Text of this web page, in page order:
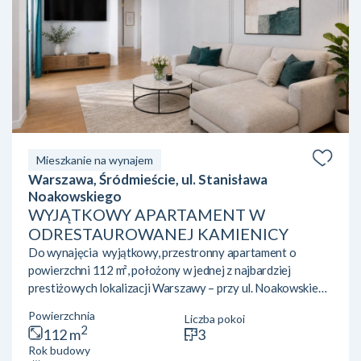
Mieszkanie na wynajem
Warszawa, Śródmieście, ul. Stanisława
Noakowskiego
WYJĄTKOWY APARTAMENT W
ODRESTAUROWANEJ KAMIENICY
Do wynajęcia wyjątkowy, przestronny apartament o
powierzchni 112 m², położony w jednej z najbardziej
prestiżowych lokalizacji Warszawy – przy ul. Noakowskiego
Apartament zachwyca przedwojennym charakterem,
elegancją oraz ponadstandardową wysokością
Powierzchnia
112 m2
Liczba pokoi
3
Rok budowy